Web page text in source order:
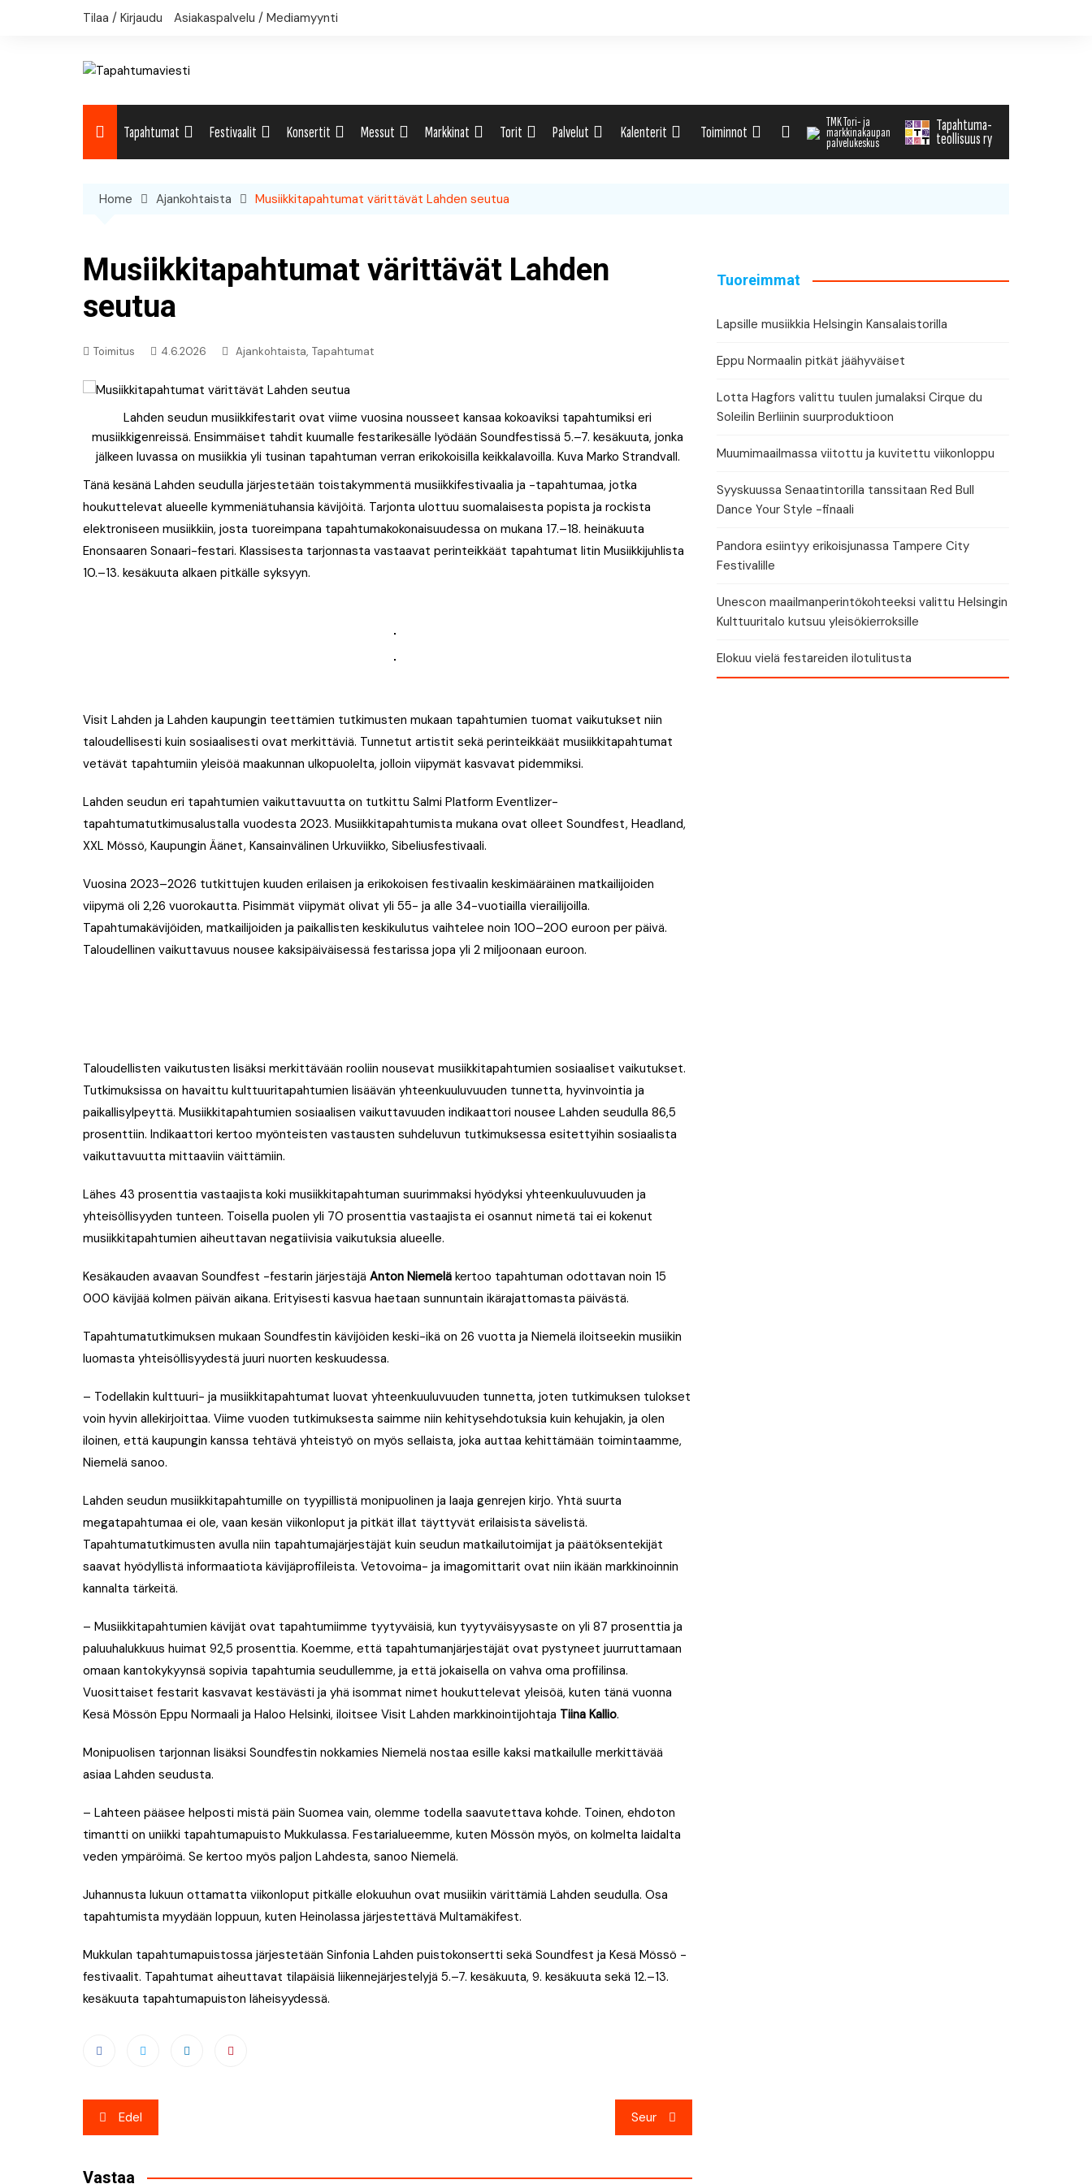
Tilaa / Kirjaudu Asiakaspalvelu / Mediamyynti
Tapahtumat
Uutiset: Matkailu
Uutiset: Musiikki
Festivaalit Konsertit Messut Markkinat Torit Palvelut Kalenterit
Urheilukalenteri
Moottoriurheilukalenteri
Ravikalenteri
Muut
Toiminnot
TMK Tori- ja
markkinakaupan
palvelukeskus
Tapahtuma-
teollisuus ry
Home Ajankohtaista Musiikkitapahtumat värittävät Lahden seutua
Musiikkitapahtumat värittävät Lahden
seutua
Toimitus 4.6.2026 Ajankohtaista, Tapahtumat
Lahden seudun musiikkifestarit ovat viime vuosina nousseet kansaa kokoaviksi tapahtumiksi eri
musiikkigenreissä. Ensimmäiset tahdit kuumalle festarikesälle lyödään Soundfestissä 5.–7. kesäkuuta, jonka
jälkeen luvassa on musiikkia yli tusinan tapahtuman verran erikokoisilla keikkalavoilla. Kuva Marko Strandvall.
Tänä kesänä Lahden seudulla järjestetään toistakymmentä musiikkifestivaalia ja -tapahtumaa, jotka
houkuttelevat alueelle kymmeniätuhansia kävijöitä. Tarjonta ulottuu suomalaisesta popista ja rockista
elektroniseen musiikkiin, josta tuoreimpana tapahtumakokonaisuudessa on mukana 17.–18. heinäkuuta
Enonsaaren Sonaari-festari. Klassisesta tarjonnasta vastaavat perinteikkäät tapahtumat Iitin Musiikkijuhlista
10.–13. kesäkuuta alkaen pitkälle syksyyn.
Visit Lahden ja Lahden kaupungin teettämien tutkimusten mukaan tapahtumien tuomat vaikutukset niin
taloudellisesti kuin sosiaalisesti ovat merkittäviä. Tunnetut artistit sekä perinteikkäät musiikkitapahtumat
vetävät tapahtumiin yleisöä maakunnan ulkopuolelta, jolloin viipymät kasvavat pidemmiksi.
Lahden seudun eri tapahtumien vaikuttavuutta on tutkittu Salmi Platform Eventlizer-
tapahtumatutkimusalustalla vuodesta 2023. Musiikkitapahtumista mukana ovat olleet Soundfest, Headland,
XXL Mössö, Kaupungin Äänet, Kansainvälinen Urkuviikko, Sibeliusfestivaali.
Vuosina 2023–2026 tutkittujen kuuden erilaisen ja erikokoisen festivaalin keskimääräinen matkailijoiden
viipymä oli 2,26 vuorokautta. Pisimmät viipymät olivat yli 55- ja alle 34-vuotiailla vierailijoilla.
Tapahtumakävijöiden, matkailijoiden ja paikallisten keskikulutus vaihtelee noin 100–200 euroon per päivä.
Taloudellinen vaikuttavuus nousee kaksipäiväisessä festarissa jopa yli 2 miljoonaan euroon.
Taloudellisten vaikutusten lisäksi merkittävään rooliin nousevat musiikkitapahtumien sosiaaliset vaikutukset.
Tutkimuksissa on havaittu kulttuuritapahtumien lisäävän yhteenkuuluvuuden tunnetta, hyvinvointia ja
paikallisylpeyttä. Musiikkitapahtumien sosiaalisen vaikuttavuuden indikaattori nousee Lahden seudulla 86,5
prosenttiin. Indikaattori kertoo myönteisten vastausten suhdeluvun tutkimuksessa esitettyihin sosiaalista
vaikuttavuutta mittaaviin väittämiin.
Lähes 43 prosenttia vastaajista koki musiikkitapahtuman suurimmaksi hyödyksi yhteenkuuluvuuden ja
yhteisöllisyyden tunteen. Toisella puolen yli 70 prosenttia vastaajista ei osannut nimetä tai ei kokenut
musiikkitapahtumien aiheuttavan negatiivisia vaikutuksia alueelle.
Kesäkauden avaavan Soundfest -festarin järjestäjä Anton Niemelä kertoo tapahtuman odottavan noin 15
000 kävijää kolmen päivän aikana. Erityisesti kasvua haetaan sunnuntain ikärajattomasta päivästä.
Tapahtumatutkimuksen mukaan Soundfestin kävijöiden keski-ikä on 26 vuotta ja Niemelä iloitseekin musiikin
luomasta yhteisöllisyydestä juuri nuorten keskuudessa.
– Todellakin kulttuuri- ja musiikkitapahtumat luovat yhteenkuuluvuuden tunnetta, joten tutkimuksen tulokset
voin hyvin allekirjoittaa. Viime vuoden tutkimuksesta saimme niin kehitysehdotuksia kuin kehujakin, ja olen
iloinen, että kaupungin kanssa tehtävä yhteistyö on myös sellaista, joka auttaa kehittämään toimintaamme,
Niemelä sanoo.
Lahden seudun musiikkitapahtumille on tyypillistä monipuolinen ja laaja genrejen kirjo. Yhtä suurta
megatapahtumaa ei ole, vaan kesän viikonloput ja pitkät illat täyttyvät erilaisista sävelistä.
Tapahtumatutkimusten avulla niin tapahtumajärjestäjät kuin seudun matkailutoimijat ja päätöksentekijät
saavat hyödyllistä informaatiota kävijäprofiileista. Vetovoima- ja imagomittarit ovat niin ikään markkinoinnin
kannalta tärkeitä.
– Musiikkitapahtumien kävijät ovat tapahtumiimme tyytyväisiä, kun tyytyväisyysaste on yli 87 prosenttia ja
paluuhalukkuus huimat 92,5 prosenttia. Koemme, että tapahtumanjärjestäjät ovat pystyneet juurruttamaan
omaan kantokykyynsä sopivia tapahtumia seudullemme, ja että jokaisella on vahva oma profiilinsa.
Vuosittaiset festarit kasvavat kestävästi ja yhä isommat nimet houkuttelevat yleisöä, kuten tänä vuonna
Kesä Mössön Eppu Normaali ja Haloo Helsinki, iloitsee Visit Lahden markkinointijohtaja Tiina Kallio.
Monipuolisen tarjonnan lisäksi Soundfestin nokkamies Niemelä nostaa esille kaksi matkailulle merkittävää
asiaa Lahden seudusta.
– Lahteen pääsee helposti mistä päin Suomea vain, olemme todella saavutettava kohde. Toinen, ehdoton
timantti on uniikki tapahtumapuisto Mukkulassa. Festarialueemme, kuten Mössön myös, on kolmelta laidalta
veden ympäröimä. Se kertoo myös paljon Lahdesta, sanoo Niemelä.
Juhannusta lukuun ottamatta viikonloput pitkälle elokuuhun ovat musiikin värittämiä Lahden seudulla. Osa
tapahtumista myydään loppuun, kuten Heinolassa järjestettävä Multamäkifest.
Mukkulan tapahtumapuistossa järjestetään Sinfonia Lahden puistokonsertti sekä Soundfest ja Kesä Mössö -
festivaalit. Tapahtumat aiheuttavat tilapäisiä liikennejärjestelyjä 5.–7. kesäkuuta, 9. kesäkuuta sekä 12.–13.
kesäkuuta tapahtumapuiston läheisyydessä.
Artikkelien
selaus
Edel Seur
Vastaa
Tuoreimmat
Lapsille musiikkia Helsingin Kansalaistorilla
Eppu Normaalin pitkät jäähyväiset
Lotta Hagfors valittu tuulen jumalaksi Cirque du
Soleilin Berliinin suurproduktioon
Muumimaailmassa viitottu ja kuvitettu viikonloppu
Syyskuussa Senaatintorilla tanssitaan Red Bull
Dance Your Style -finaali
Pandora esiintyy erikoisjunassa Tampere City
Festivalille
Unescon maailmanperintökohteeksi valittu Helsingin
Kulttuuritalo kutsuu yleisökierroksille
Elokuu vielä festareiden ilotulitusta